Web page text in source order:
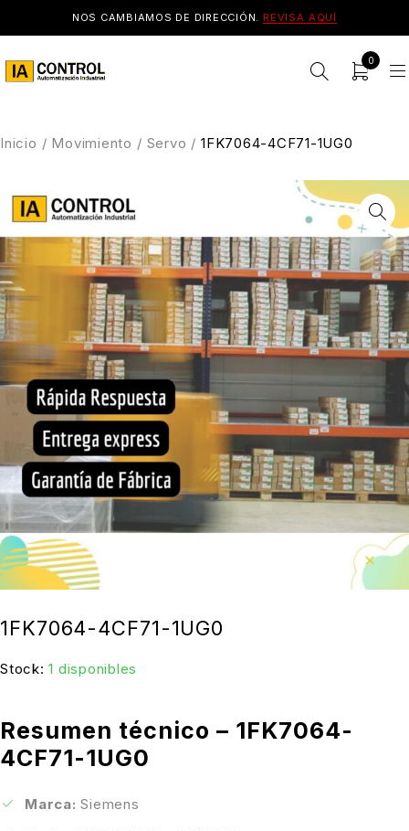
NOS CAMBIAMOS DE DIRECCIÓN. REVISA AQUÍ
0
Inicio / Movimiento / Servo / 1FK7064-4CF71-1UG0
1FK7064-4CF71-1UG0
Stock: 1 disponibles
Resumen técnico – 1FK7064-
4CF71-1UG0
Marca: Siemens